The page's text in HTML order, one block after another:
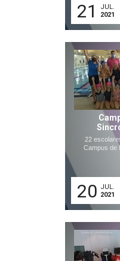
21
JUL.
2021
22
Campus de
20 JUL.
2021